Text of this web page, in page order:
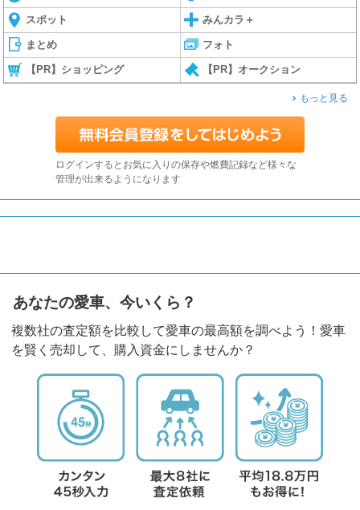
スポット みんカラ＋
まとめ フォト
【PR】ショッピング 【PR】オークション
もっと見る
ログインするとお気に入りの保存や燃費記録など様々な
管理が出来るようになります
あなたの愛車、今いくら？
複数社の査定額を比較して愛車の最高額を調べよう！愛車
を賢く売却して、購入資金にしませんか？